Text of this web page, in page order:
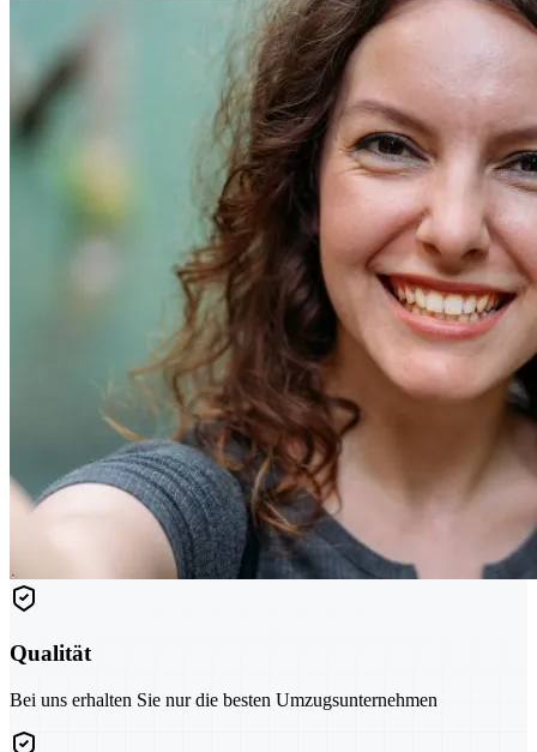
Qualität
Bei uns erhalten Sie nur die besten Umzugsunternehmen